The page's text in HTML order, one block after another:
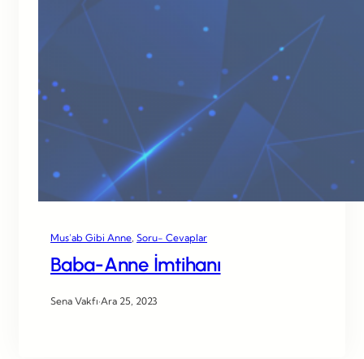
Mus’ab Gibi Anne Soru- Cevaplar
Baba-Anne İmtihanı
Sena Vakfı·Ara 25, 2023